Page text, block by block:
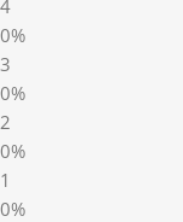
4
0%
3
0%
2
0%
1
0%